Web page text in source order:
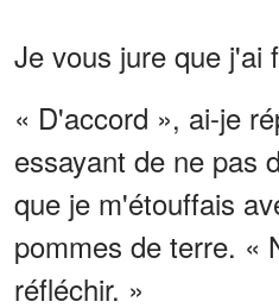
Je vous jure que j'ai
« D'accord », ai-je
essayant de ne pas
que je m'étouffais
pommes de terre. «
réfléchir. »